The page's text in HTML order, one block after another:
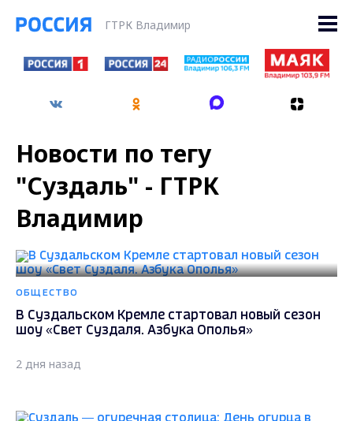
ГТРК Владимир
Новости по тегу
"Суздаль" - ГТРК
Владимир
ОБЩЕСТВО
В Суздальском Кремле стартовал новый сезон
шоу «Свет Суздаля. Азбука Ополья»
2 дня назад